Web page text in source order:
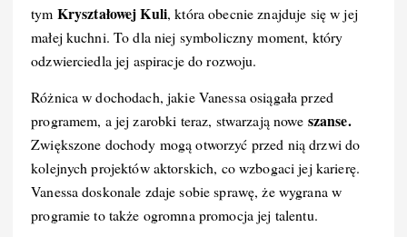
tym Kryształowej Kuli, która obecnie znajduje się w jej
małej kuchni. To dla niej symboliczny moment, który
odzwierciedla jej aspiracje do rozwoju.
Różnica w dochodach, jakie Vanessa osiągała przed
programem, a jej zarobki teraz, stwarzają nowe szanse.
Zwiększone dochody mogą otworzyć przed nią drzwi do
kolejnych projektów aktorskich, co wzbogaci jej karierę.
Vanessa doskonale zdaje sobie sprawę, że wygrana w
programie to także ogromna promocja jej talentu.